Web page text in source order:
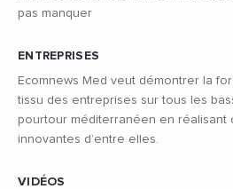
pas manquer
ENTREPRISES
Ecomnews Med veut démontrer la
tissu des entreprises sur tous les
pourtour méditerranéen en réalisant
innovantes d’entre elles.
VIDÉOS